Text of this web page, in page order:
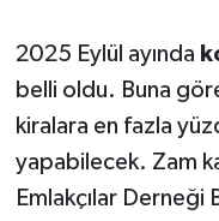
2025 Eylül ayında
belli oldu. Buna
kiralara en fazla
yapabilecek. Zam
Emlakçılar Derneği